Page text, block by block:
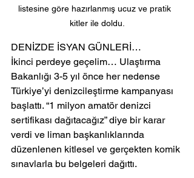
listesine göre hazırlanmış ucuz ve pratik
kitler ile doldu.
DENİZDE İSYAN GÜNLERİ…
İkinci perdeye geçelim… Ulaştırma
Bakanlığı 3-5 yıl önce her nedense
Türkiye’yi denizcileştirme kampanyası
başlattı. “1 milyon amatör denizci
sertifikası dağıtacağız” diye bir karar
verdi ve liman başkanlıklarında
düzenlenen kitlesel ve gerçekten komik
sınavlarla bu belgeleri dağıttı.